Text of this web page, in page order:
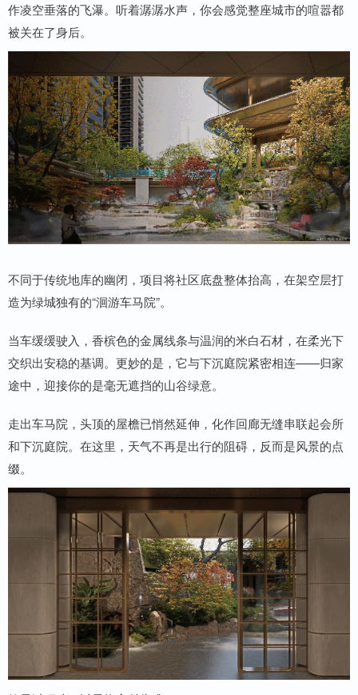
作凌空垂落的飞瀑。听着潺潺水声，你会感觉整座城市的喧嚣都
被关在了身后。
不同于传统地库的幽闭，项目将社区底盘整体抬高，在架空层打
造为绿城独有的“洄游车马院”。
当车缓缓驶入，香槟色的金属线条与温润的米白石材，在柔光下
交织出安稳的基调。更妙的是，它与下沉庭院紧密相连——归家
途中，迎接你的是毫无遮挡的山谷绿意。
走出车马院，头顶的屋檐已悄然延伸，化作回廊无缝串联起会所
和下沉庭院。在这里，天气不再是出行的阻碍，反而是风景的点
缀。